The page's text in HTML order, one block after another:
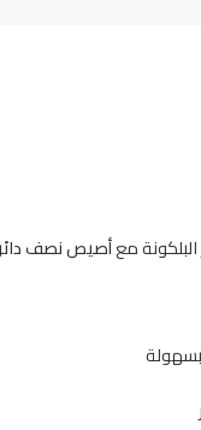
معأصيص نصف